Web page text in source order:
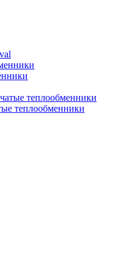
теплообменники
теплообменники